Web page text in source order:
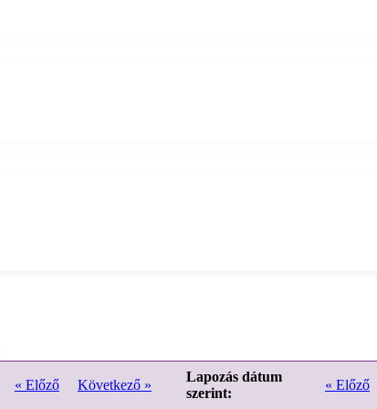
« Előző Következő »
Lapozás dátum
szerint:
« Előző